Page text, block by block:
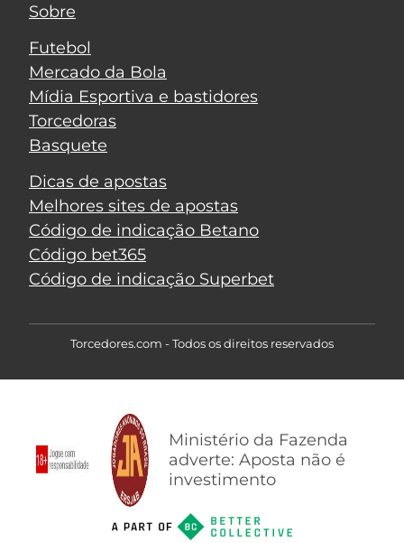
Sobre
Futebol
Mercado da Bola
Mídia Esportiva e bastidores
Torcedoras
Basquete
Dicas de apostas
Melhores sites de apostas
Código de indicação Betano
Código bet365
Código de indicação Superbet
Torcedores.com - Todos os direitos reservados
Ministério da Fazenda
adverte: Aposta não é
investimento